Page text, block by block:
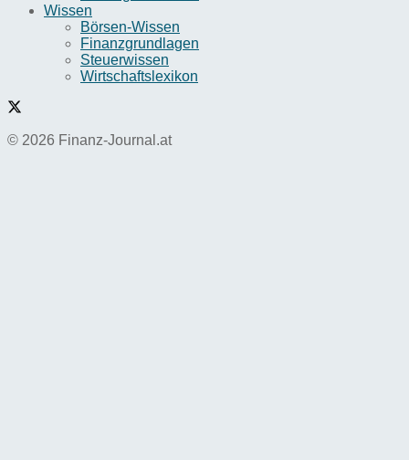
Wissen
Börsen-Wissen
Finanzgrundlagen
Steuerwissen
Wirtschaftslexikon
© 2026 Finanz-Journal.at